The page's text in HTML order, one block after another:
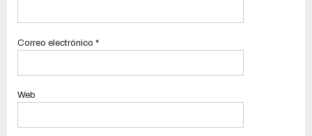
Correo electrónico *
Web